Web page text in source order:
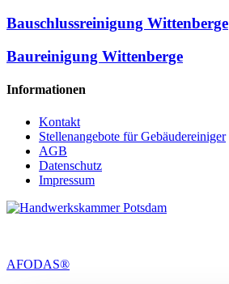
Bauschlussreinigung Wittenberge
Baureinigung Wittenberge
Informationen
Kontakt
Stellenangebote für Gebäudereiniger
AGB
Datenschutz
Impressum
AFODAS®